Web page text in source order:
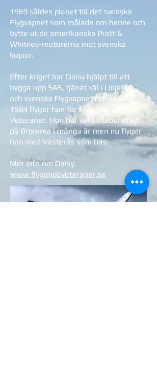
1969 såldes planet till det svenska
Flygvapnet som målade om henne och
bytte ut de amerikanska Pratt &
Whitney-motorerna mot svenska
kopior.
Efter kriget har Daisy hjälpt till att
bygga upp SAS, tjänat väl i Linjeflyg
och svenska Flygvapnet och sedan
1984 flyger hon för Flygande
Veteraner. Hon har varit stationerad
på Bromma i många år men nu flyger
hon med Västerås som bas.
Mer info om Daisy:
www.flygandeveteraner.se